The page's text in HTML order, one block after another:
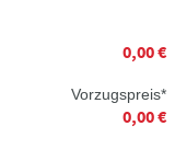
0,00 €
Vorzugspreis*
0,00 €